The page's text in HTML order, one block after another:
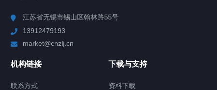
Chiller高精度制冷循环器
SUNDI系列制冷加热控温系统
江苏省无锡市锡山区翰林路55号
13912479193
market@cnzlj.cn
机构链接
联系方式
下载与支持
资料下载